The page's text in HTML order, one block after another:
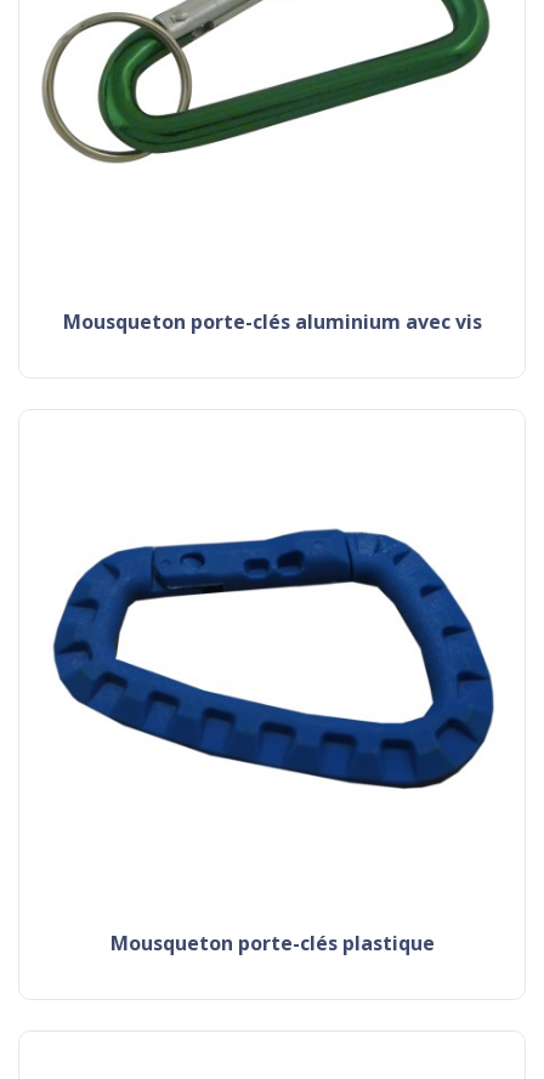
mousqueton porte-clés aluminium avec vis
mousqueton porte-clés plastique